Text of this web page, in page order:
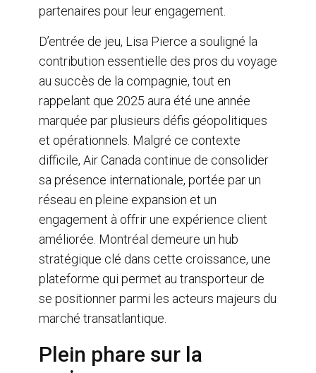
partenaires pour leur engagement.
D’entrée de jeu, Lisa Pierce a souligné la
contribution essentielle des pros du voyage
au succès de la compagnie, tout en
rappelant que 2025 aura été une année
marquée par plusieurs défis géopolitiques
et opérationnels. Malgré ce contexte
difficile, Air Canada continue de consolider
sa présence internationale, portée par un
réseau en pleine expansion et un
engagement à offrir une expérience client
améliorée. Montréal demeure un hub
stratégique clé dans cette croissance, une
plateforme qui permet au transporteur de
se positionner parmi les acteurs majeurs du
marché transatlantique.
Plein phare sur la